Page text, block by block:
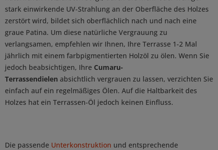
stark einwirkende UV-Strahlung an der Oberfläche des Holzes
zerstört wird, bildet sich oberflächlich nach und nach eine
graue Patina. Um diese natürliche Vergrauung zu
verlangsamen, empfehlen wir Ihnen, Ihre Terrasse 1-2 Mal
jährlich mit einem farbpigmentierten Holzöl zu ölen. Wenn Sie
jedoch beabsichtigen, Ihre Cumaru-
Terrassendielen absichtlich vergrauen zu lassen, verzichten Sie
einfach auf ein regelmäßiges Ölen. Auf die Haltbarkeit des
Holzes hat ein Terrassen-Öl jedoch keinen Einfluss.
Die passende Unterkonstruktion und entsprechende